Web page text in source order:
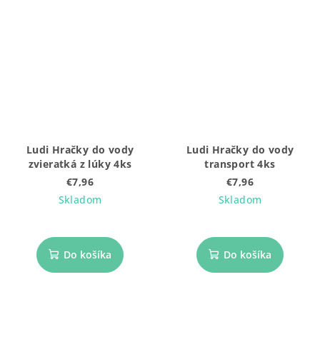
Ludi Hračky do vody
zvieratká z lúky 4ks
€7,96
Skladom
Do košíka
Ludi Hračky do vody
transport 4ks
€7,96
Skladom
Do košíka